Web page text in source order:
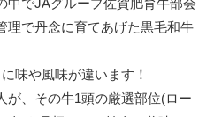
中でJAグループ佐賀肥育牛部会
理で丹念に育てあげた黒毛和牛
味や風味が違います！
が、その牛1頭の厳選部位(ロー